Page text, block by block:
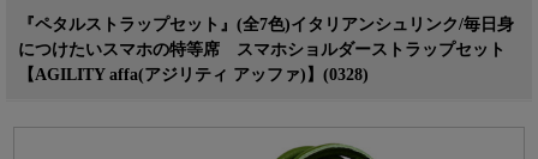
『ペタルストラップセット』(全7色)イタリアンシュリンク/毎日身
につけたいスマホの特等席 スマホショルダーストラップセット
【AGILITY affa(アジリティ アッファ)】(0328)